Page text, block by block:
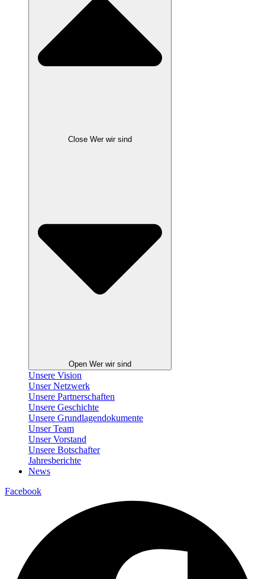
Close Wer wir sind
Open Wer wir sind
Unsere Vision
Unser Netzwerk
Unsere Partnerschaften
Unsere Geschichte
Unsere Grundlagendokumente
Unser Team
Unser Vorstand
Unsere Botschafter
Jahresberichte
News
Facebook